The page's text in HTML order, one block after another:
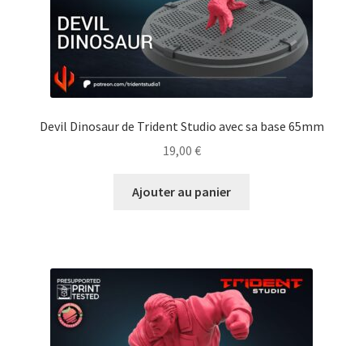
Devil Dinosaur de Trident Studio avec sa base 65mm
19,00 €
Ajouter au panier